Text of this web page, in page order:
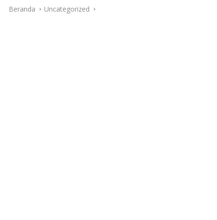
Beranda Uncategorized